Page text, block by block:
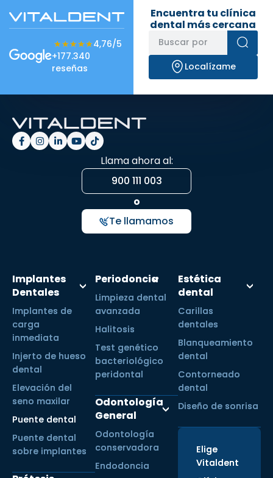
★★★★★
★★★★★4,76/5
+177.340
reseñas
Encuentra tu clínica
dental más cercana
Localízame
Llama ahora al:
900 111 003
o
Te llamamos
Implantes
Dentales
Implantes de
carga
inmediata
Injerto de hueso
dental
Elevación del
seno maxilar
Puente dental
Puente dental
sobre implantes
Periodoncia
Limpieza dental
avanzada
Halitosis
Test genético
bacteriológico
peridontal
Odontología
General
Odontología
conservadora
Endodoncia
Estética
dental
Carillas
dentales
Blanqueamiento
dental
Contorneado
dental
Diseño de sonrisa
Elige
Vitaldent